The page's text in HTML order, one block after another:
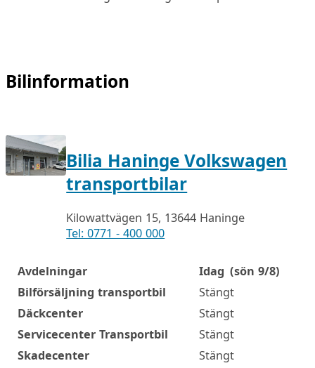
Bilinformation
Bilia Haninge Volkswagen
transportbilar
Kilowattvägen 15, 13644 Haninge
Tel: 0771 - 400 000
Öppettider
Avdelningar Idag (sön 9/8)
Bilförsäljning transportbil
Stängt
Däckcenter
Stängt
Servicecenter Transportbil
Stängt
Skadecenter
Stängt